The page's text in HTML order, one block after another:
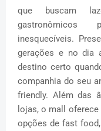
que buscam
gastronômicos
inesquecíveis.
gerações e no dia
destino certo
companhia do seu
friendly. Além das
lojas, o mall
opções de fast